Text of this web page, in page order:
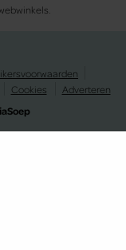
Cookies
Adverteren